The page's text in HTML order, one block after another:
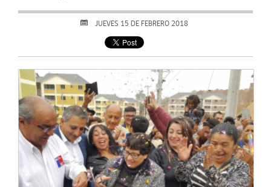
JUEVES 15 DE FEBRERO 2018